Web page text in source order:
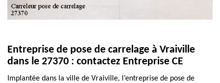
Entreprise de pose de carrelage à Vraiville
dans le 27370 : contactez Entreprise CE
Implantée dans la ville de Vraiville, l’entreprise de pose de